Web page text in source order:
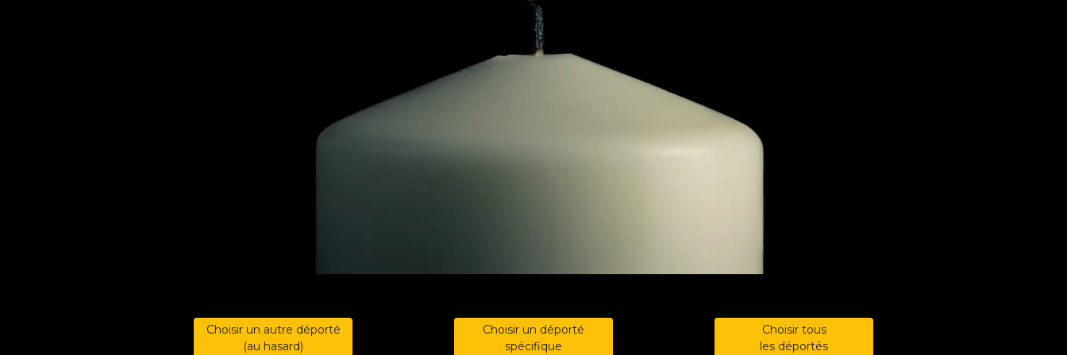
Choisir un autre déporté
(au hasard)
Choisir un déporté
spécifique
Choisir tous
les déportés